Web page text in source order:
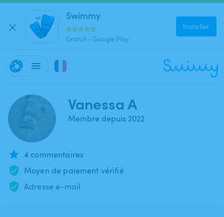
Swimmy
Gratuit - Google Play
Installer
Vanessa A
Membre depuis 2022
4 commentaires
Moyen de paiement vérifié
Adresse e-mail